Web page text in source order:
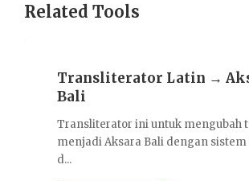
Related Tools
Transliterator Latin →
Bali
Transliterator ini untuk mengubah
menjadi Aksara Bali dengan
d...